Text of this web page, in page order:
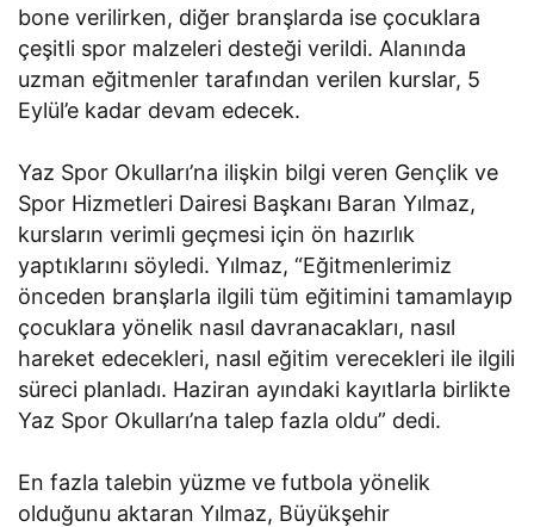
bone verilirken, diğer branşlarda ise çocuklara
çeşitli spor malzeleri desteği verildi. Alanında
uzman eğitmenler tarafından verilen kurslar, 5
Eylül’e kadar devam edecek.
Yaz Spor Okulları’na ilişkin bilgi veren Gençlik ve
Spor Hizmetleri Dairesi Başkanı Baran Yılmaz,
kursların verimli geçmesi için ön hazırlık
yaptıklarını söyledi. Yılmaz, “Eğitmenlerimiz
önceden branşlarla ilgili tüm eğitimini tamamlayıp
çocuklara yönelik nasıl davranacakları, nasıl
hareket edecekleri, nasıl eğitim verecekleri ile ilgili
süreci planladı. Haziran ayındaki kayıtlarla birlikte
Yaz Spor Okulları’na talep fazla oldu” dedi.
En fazla talebin yüzme ve futbola yönelik
olduğunu aktaran Yılmaz, Büyükşehir